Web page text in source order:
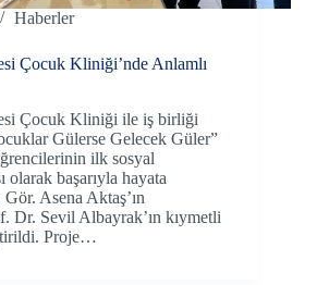
Haberler
Çocuk Kliniği’nde Anlamlı
Çocuk Kliniği ile iş birliği
Gülerse Gelecek Güler”
ilk sosyal
olarak başarıyla hayata
Asena Aktaş’ın
Dr. Sevil Albayrak’ın kıymetli
Proje…